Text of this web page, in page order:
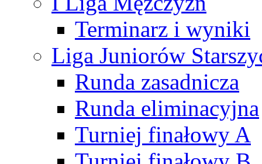
Terminarz i wyniki
Liga Juniorów
Runda zasadnicza
Runda eliminacyjna
Turniej finałowy A